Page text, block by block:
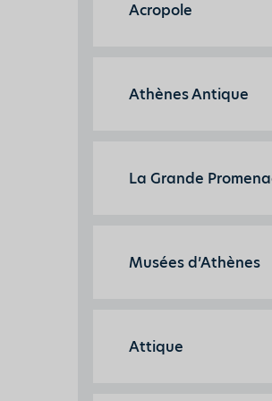
Acropole
Athènes Antique
La Grande
Musées d’Athènes
Attique